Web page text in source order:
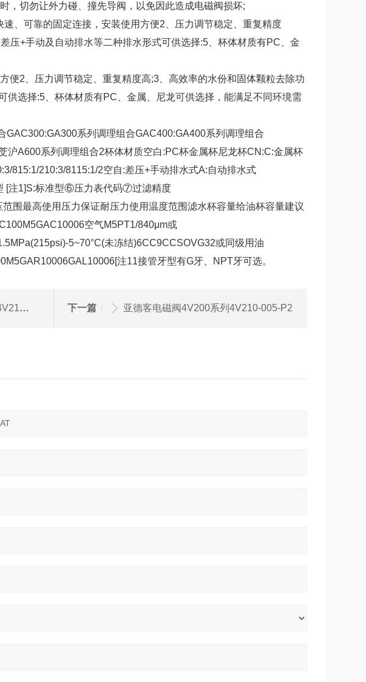
，切勿让外力碰、撞先导阀，以免因此造成电磁阀损坏;
速、可靠的固定连接，安装使用方便2、压力调节稳定、重复精度
压+手动及自动排水等二种排水形式可供选择:5、杯体材质有PC、金
便2、压力调节稳定、重复精度高;3、高效率的水份和固体颗粒去除功
供选择:5、杯体材质有PC、金属、尼龙可供选择，能满足不同环境需
GAC300:GA300系列调理组合GAC400:GA400系列调理组合
沪A600系列调理组合2杯体材质空白:PC杯金属杯尼龙杯CN:C:金属杯
815:1/210:3/8115:1/2空自:差压+手动排水式A:自动排水式
[注1]S:标准型⑥压力表代码⑦过滤精度
围最高使用压力保证耐压力使用温度范围滤水杯容量给油杯容量建议
空气M5PT1/840μm或
5~70°C(未冻结)6CC9CCSOVG32或同级用油
注11接管牙型有G牙、NPT牙可选。
W 下一篇 亚德客电磁阀4V200系列4V210-005-P2